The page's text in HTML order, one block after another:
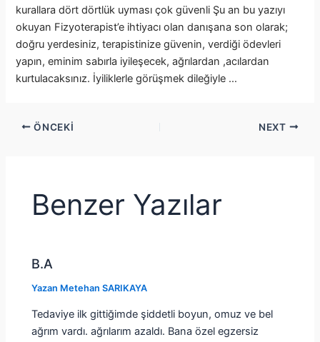
kurallara dört dörtlük uyması çok güvenli Şu an bu yazıyı
okuyan Fizyoterapist’e ihtiyacı olan danışana son olarak;
doğru yerdesiniz, terapistinize güvenin, verdiği ödevleri
yapın, eminim sabırla iyileşecek, ağrılardan ,acılardan
kurtulacaksınız. İyiliklerle görüşmek dileğiyle …
ÖNCEKI NEXT
Benzer Yazılar
B.A
Yazan Metehan SARIKAYA
Tedaviye ilk gittiğimde şiddetli boyun, omuz ve bel
ağrım vardı. ağrılarım azaldı. Bana özel egzersiz